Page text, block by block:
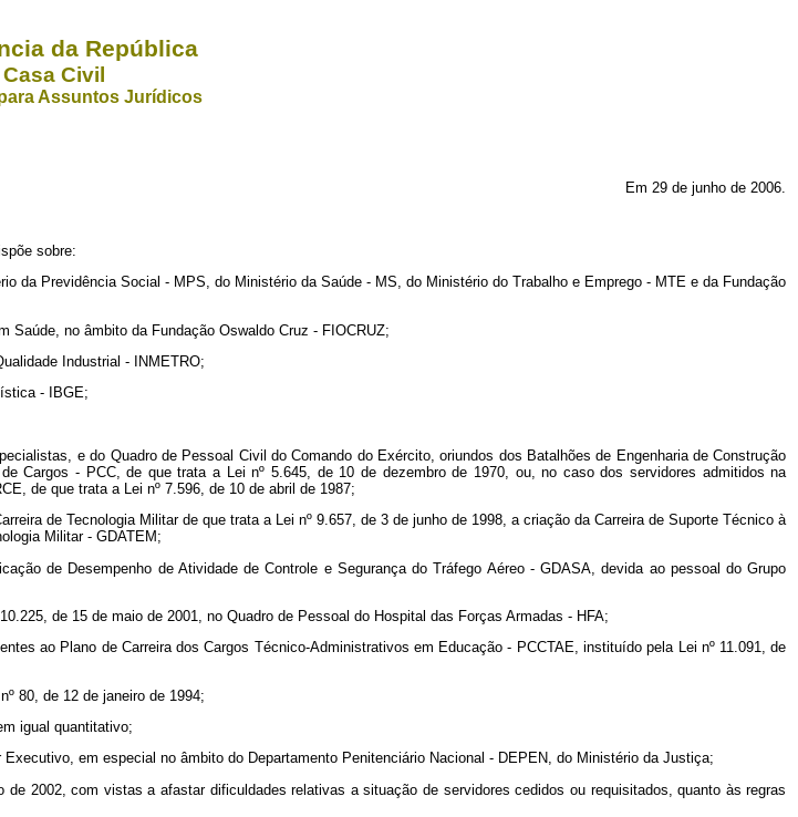
da República
Casa Civil
Assuntos Jurídicos
Em 29 de junho de 2006.
sobre:
da Previdência Social - MPS, do Ministério da Saúde - MS, do Ministério do Trabalho e Emprego - MTE e da Fundação
Saúde, no âmbito da Fundação Oswaldo Cruz - FIOCRUZ;
Industrial - INMETRO;
- IBGE;
e do Quadro de Pessoal Civil do Comando do Exército, oriundos dos Batalhões de Engenharia de Construção
Cargos - PCC, de que trata a Lei nº 5.645, de 10 de dezembro de 1970, ou, no caso dos servidores admitidos na
de que trata a Lei nº 7.596, de 10 de abril de 1987;
de Tecnologia Militar de que trata a Lei nº 9.657, de 3 de junho de 1998, a criação da Carreira de Suporte Técnico à
Militar - GDATEM;
de Desempenho de Atividade de Controle e Segurança do Tráfego Aéreo - GDASA, devida ao pessoal do Grupo
de 15 de maio de 2001, no Quadro de Pessoal do Hospital das Forças Armadas - HFA;
ao Plano de Carreira dos Cargos Técnico-Administrativos em Educação - PCCTAE, instituído pela Lei nº 11.091, de
80, de 12 de janeiro de 1994;
igual quantitativo;
em especial no âmbito do Departamento Penitenciário Nacional - DEPEN, do Ministério da Justiça;
2002, com vistas a afastar dificuldades relativas a situação de servidores cedidos ou requisitados, quanto às regras